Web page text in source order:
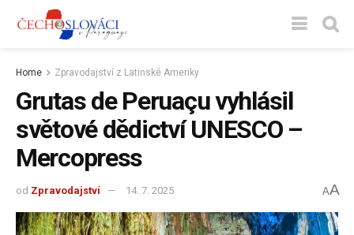
Home Zpravodajství z Latinské Ameriky
Grutas de Peruaçu vyhlásil
světové dědictví UNESCO –
Mercopress
od Zpravodajství 14. 7. 2025 AA